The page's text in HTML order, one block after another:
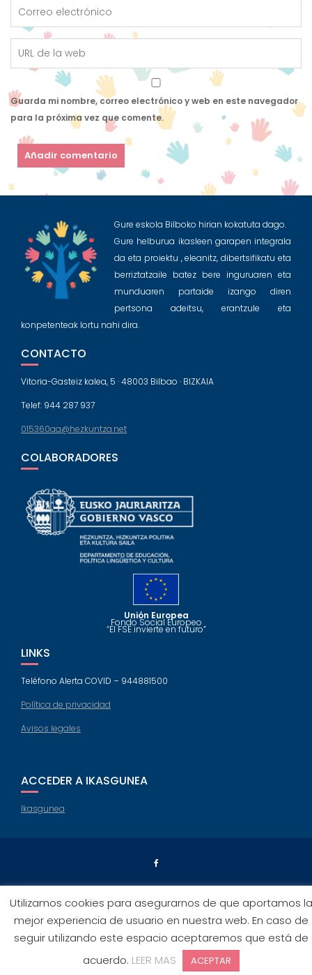
Guarda mi nombre, correo electrónico y web en este navegador
para la próxima vez que comente.
Gure eskola Bilboko hirian kokatuta dago.
Gure helburua ikasleen garapen integrala
da eta proiektu , eleanitz, dibertsifikatu eta
berriztatzaile batez bere inguruaren eta
munduaren partaide izango diren
pertsona adeitsu, erantzule eta
konpetenteak lortu nahi dira.
CONTACTO
Vitoria-Gasteiz kalea, 5 · 48003 Bilbao · BIZKAIA
Telef: 944 287 937
015360aa@hezkuntza.net
COLABORADORES
Unión Europea
Fondo Social Europeo
“El FSE invierte en futuro”
LINKS
Teléfono Alerta COVID – 944881500
Política de privacidad
Avisos legales
ACCEDER A IKASGUNEA
Ikasgunea
Utilizamos cookies para asegurarnos de que aportamos la
mejor experiencia de usuario en nuestra web. En caso de
seguir utilizando este espacio aceptaremos que está de
acuerdo. LEER MAS ACEPTAR